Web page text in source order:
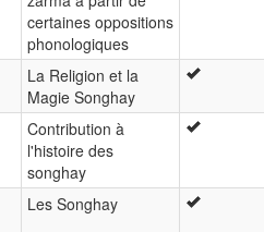
certaines oppositions
phonologiques
La Religion et la
Magie Songhay
Contribution à
l'histoire des
songhay
Les Songhay